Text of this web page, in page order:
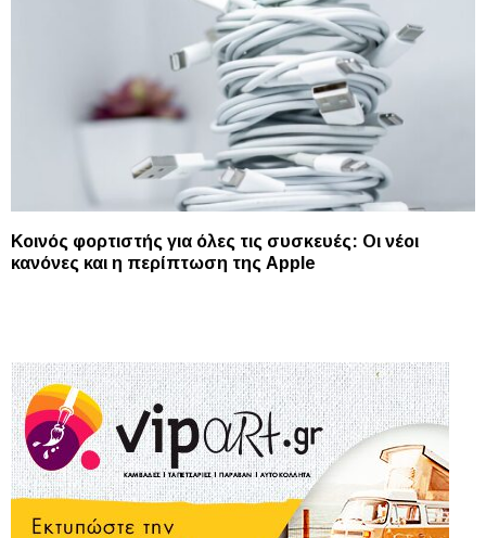
Κοινός φορτιστής για όλες τις συσκευές: Οι νέοι
κανόνες και η περίπτωση της Apple